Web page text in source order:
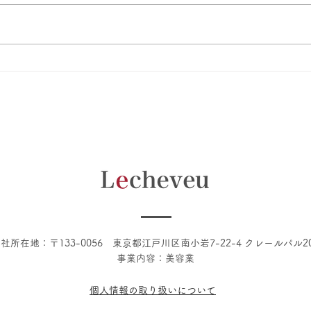
所在地：〒133-0056 東京都江戸川区南小岩7-22-4 クレールパル
​事業内容：美容業
個人情報の取り扱いについて